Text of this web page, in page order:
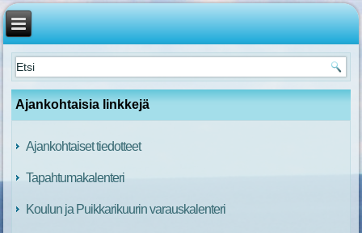
Ajankohtaisia linkkejä
Ajankohtaiset tiedotteet
Tapahtumakalenteri
Koulun ja Puikkarikuurin varauskalenteri